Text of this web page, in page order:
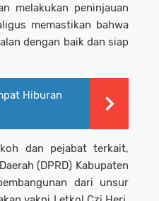
melakukan peninjauan
memastikan bahwa
dengan baik dan siap
Hiburan
dan pejabat terkait,
(DPRD) Kabupaten
dari unsur